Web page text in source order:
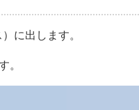
に出します。
。